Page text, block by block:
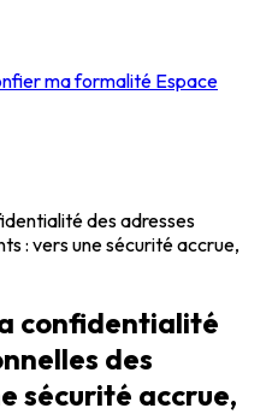
ma formalité Espace
des adresses
: vers une sécurité accrue,
confidentialité
des
sécurité accrue,